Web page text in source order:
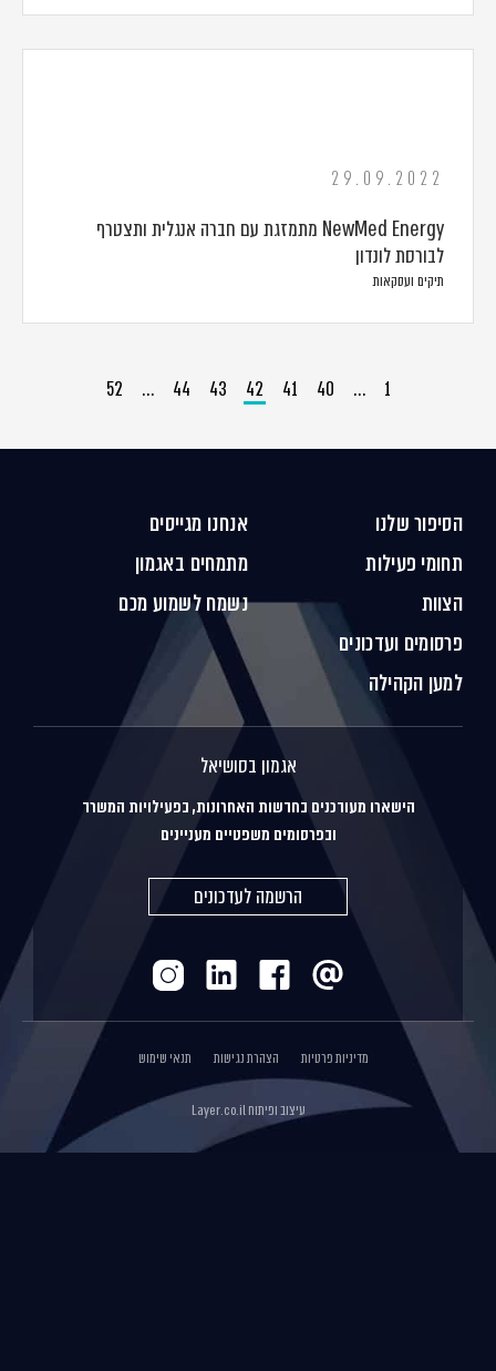
29.09.2022
NewMed Energy מתמזגת עם חברה אנגלית ותצטרף
לבורסת לונדון
תיקים ועסקאות
1
…
40
41
42
43
44
…
52
הסיפור שלנו
תחומי פעילות
הצוות
פרסומים ועדכונים
למען הקהילה
אנחנו מגייסים
מתמחים באגמון
נשמח לשמוע מכם
אגמון בסושיאל
הישארו מעודכנים בחדשות האחרונות, בפעילויות המשרד
ובפרסומים משפטיים מעניינים
הרשמה לעדכונים
מדיניות פרטיות הצהרת נגישות תנאי שימוש
עיצוב ופיתוחLayer.co.il